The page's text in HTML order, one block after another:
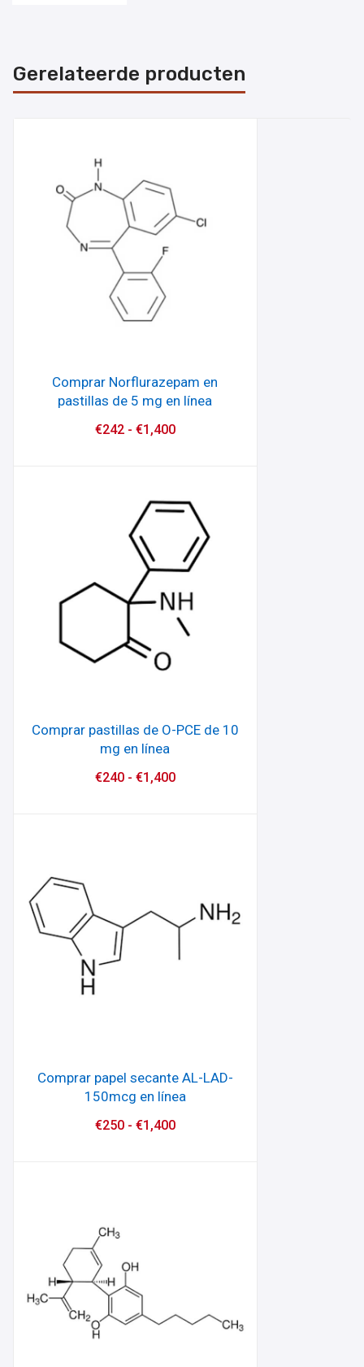
Gerelateerde producten
Comprar Norflurazepam en
pastillas de 5 mg en línea
€242- €1,400
Comprar pastillas de O-PCE de 10
mg en línea
€240- €1,400
Comprar papel secante AL-LAD-
150mcg en línea
€250- €1,400